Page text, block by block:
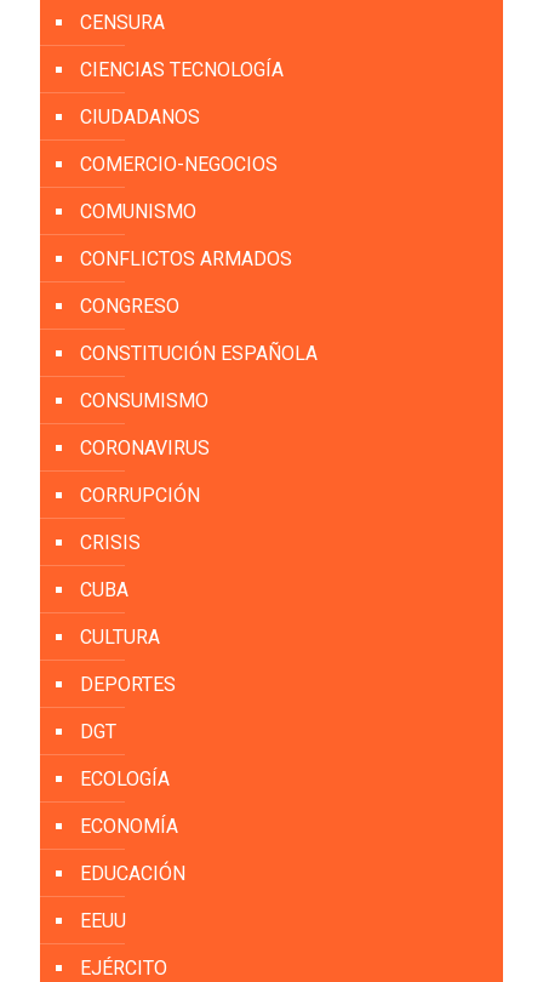
CENSURA
CIENCIAS TECNOLOGÍA
CIUDADANOS
COMERCIO-NEGOCIOS
COMUNISMO
CONFLICTOS ARMADOS
CONGRESO
CONSTITUCIÓN ESPAÑOLA
CONSUMISMO
CORONAVIRUS
CORRUPCIÓN
CRISIS
CUBA
CULTURA
DEPORTES
DGT
ECOLOGÍA
ECONOMÍA
EDUCACIÓN
EEUU
EJÉRCITO